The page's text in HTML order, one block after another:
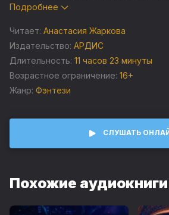
пускай сейчас ей придется умереть,
примет служение богине и примкнёт
преступников, нечисть и нежить. Кто
смертью жизнь заканчивается?
смерти жизнь только начинается!
Подробнее
Читает: Анастасия Жаркова
Издательство: АРДИС
Длительность: 11 часов 23 минуты
Возрастное ограничение: 16+
Жанр: Фэнтези
СЛУШАТЬ
Похожие аудиокниги